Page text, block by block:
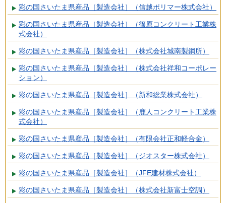
彩の国さいたま県産品［製造会社］（信越ポリマー株式会社）
彩の国さいたま県産品［製造会社］（篠原コンクリート工業株
式会社）
彩の国さいたま県産品［製造会社］（株式会社城南製鋼所）
彩の国さいたま県産品［製造会社］（株式会社祥和コーポレー
ション）
彩の国さいたま県産品［製造会社］（新和総業株式会社）
彩の国さいたま県産品［製造会社］（鹿人コンクリート工業株
式会社）
彩の国さいたま県産品［製造会社］（有限会社正和軽合金）
彩の国さいたま県産品［製造会社］（ジオスター株式会社）
彩の国さいたま県産品［製造会社］（JFE建材株式会社）
彩の国さいたま県産品［製造会社］（株式会社新富士空調）